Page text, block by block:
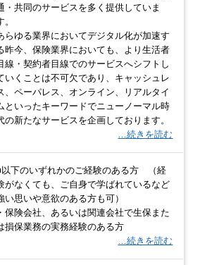
・共同のサービスを多く提供していま
。
らゆる業界においてデジタル化が加速す
昨今、保険業界においても、より生活者
線・契約者目線でのサービスへシフトし
いくことは不可欠であり、キャッシュレ
、ペーパレス、オンライン、リアルタイ
といったキーワードでニューノーマル時
の新たなサービスを企画しております。
…続きを読む
下のいずれかのご経験のある方 （経
がなくても、ご自身で学ばれているなど
い思いや意欲のある方も可）
・保険会社、あるいは関連会社で生保また
損保業務の実務経験のある方
…続きを読む